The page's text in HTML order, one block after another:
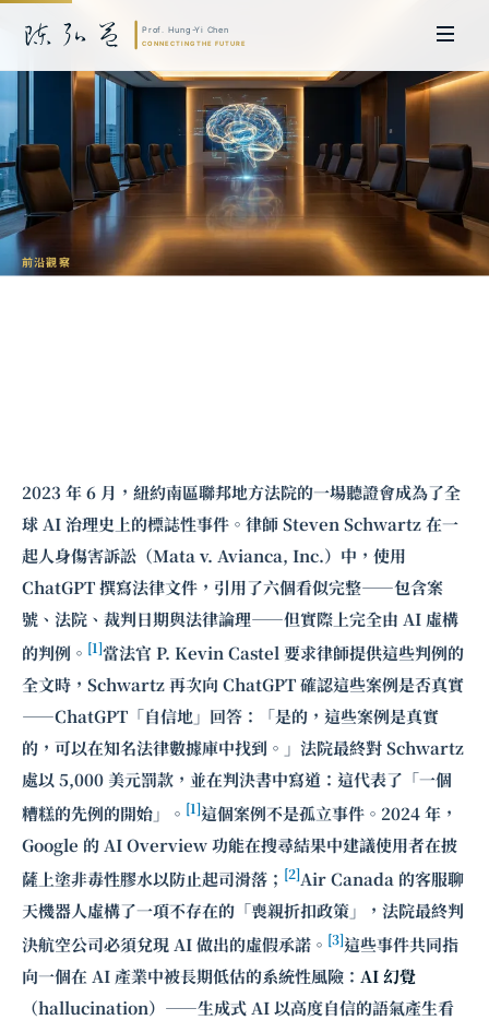
前沿觀察
2023 年 6 月，紐約南區聯邦地方法院的一場聽證會成為了全
球 AI 治理史上的標誌性事件。律師 Steven Schwartz 在一
起人身傷害訴訟（Mata v. Avianca, Inc.）中，使用
ChatGPT 撰寫法律文件，引用了六個看似完整——包含案
號、法院、裁判日期與法律論理——但實際上完全由 AI 虛構
的判例。 [1]當法官 P. Kevin Castel 要求律師提供這些判例的
全文時，Schwartz 再次向 ChatGPT 確認這些案例是否真實
——ChatGPT「自信地」回答：「是的，這些案例是真實
的，可以在知名法律數據庫中找到。」法院最終對 Schwartz
處以 5,000 美元罰款，並在判決書中寫道：這代表了「一個
糟糕的先例的開始」。 [1]這個案例不是孤立事件。2024 年，
Google 的 AI Overview 功能在搜尋結果中建議使用者在披
薩上塗非毒性膠水以防止起司滑落； [2]Air Canada 的客服聊
天機器人虛構了一項不存在的「喪親折扣政策」，法院最終判
決航空公司必須兌現 AI 做出的虛假承諾。 [3]這些事件共同指
向一個在 AI 產業中被長期低估的系統性風險： AI 幻覺
（hallucination）——生成式 AI 以高度自信的語氣產生看